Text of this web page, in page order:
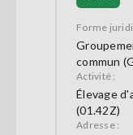
Forme
commun
Activité :
Élevage
(01.42Z)
Adresse :